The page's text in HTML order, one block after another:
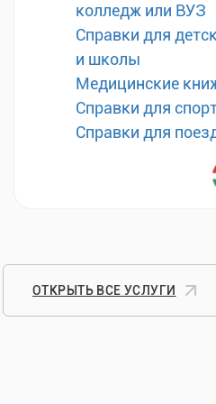
колледж или ВУЗ
Справки для
и школы
Медицинские
Справки для
Справки для
ОТКРЫТЬ ВСЕ УСЛУГИ